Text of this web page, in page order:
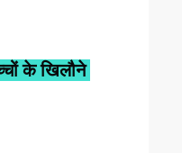
के खिलौने